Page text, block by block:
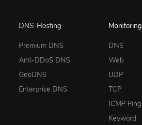
DNS-Hosting
Premium DNS
Anti-DDoS DNS
GeoDNS
Enterprise DNS
Monitoring
DNS
Web
UDP
TCP
ICMP Ping
Keyword